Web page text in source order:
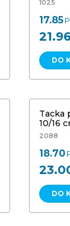
1025
17.85
DO
Tacka
Tacka
10/16
2088
18.70
DO
Tacka